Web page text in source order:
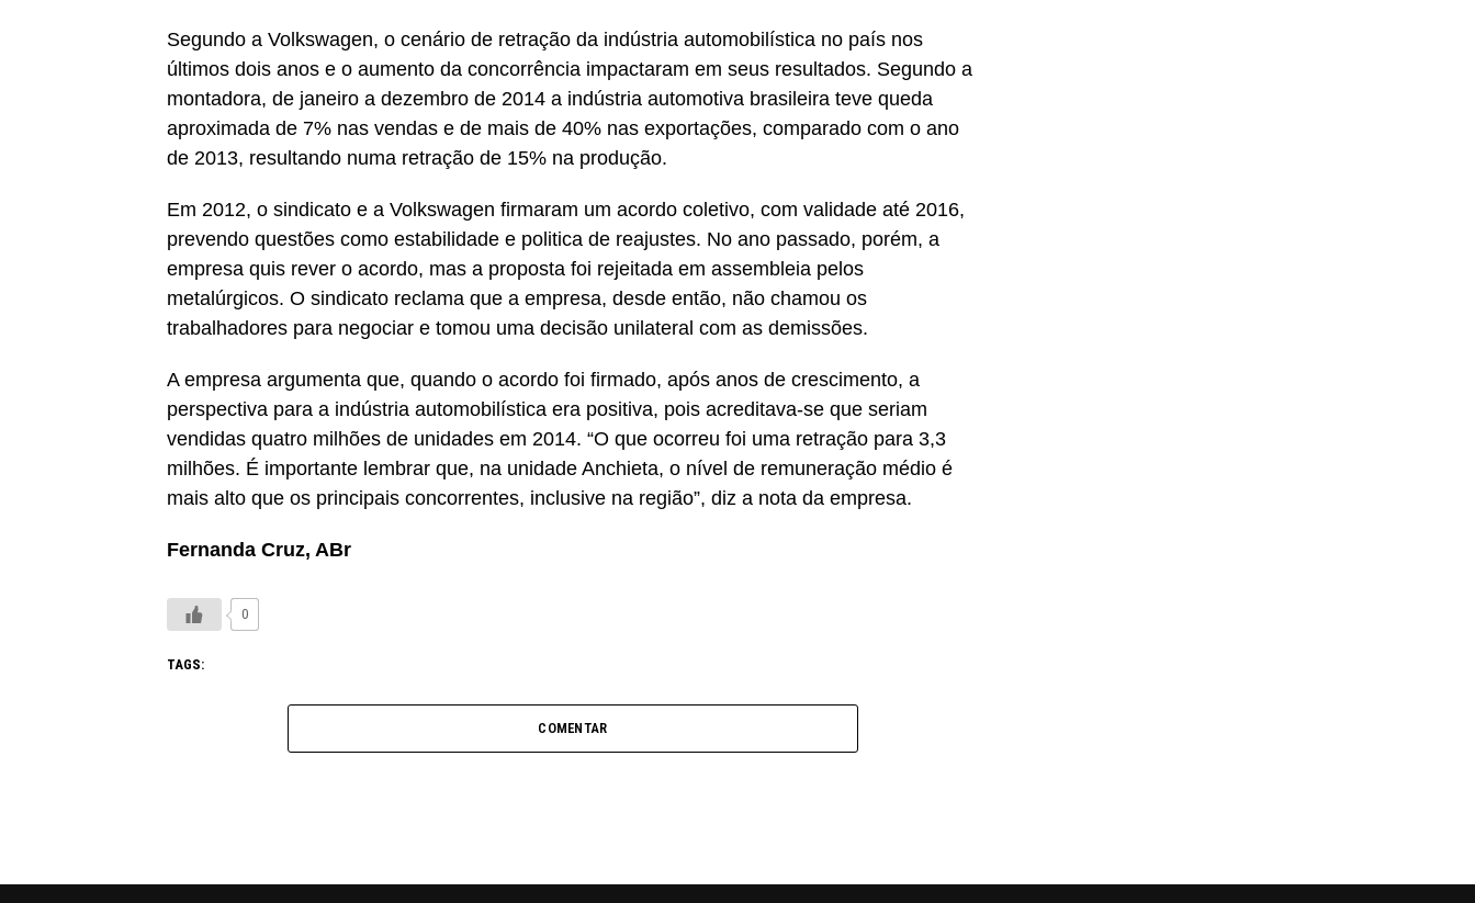
Segundo a Volkswagen, o cenário de retração da indústria automobilística no país nos
últimos dois anos e o aumento da concorrência impactaram em seus resultados. Segundo a
montadora, de janeiro a dezembro de 2014 a indústria automotiva brasileira teve queda
aproximada de 7% nas vendas e de mais de 40% nas exportações, comparado com o ano
de 2013, resultando numa retração de 15% na produção.
Em 2012, o sindicato e a Volkswagen firmaram um acordo coletivo, com validade até 2016,
prevendo questões como estabilidade e politica de reajustes. No ano passado, porém, a
empresa quis rever o acordo, mas a proposta foi rejeitada em assembleia pelos
metalúrgicos. O sindicato reclama que a empresa, desde então, não chamou os
trabalhadores para negociar e tomou uma decisão unilateral com as demissões.
A empresa argumenta que, quando o acordo foi firmado, após anos de crescimento, a
perspectiva para a indústria automobilística era positiva, pois acreditava-se que seriam
vendidas quatro milhões de unidades em 2014. “O que ocorreu foi uma retração para 3,3
milhões. É importante lembrar que, na unidade Anchieta, o nível de remuneração médio é
mais alto que os principais concorrentes, inclusive na região”, diz a nota da empresa.
Fernanda Cruz, ABr
0
TAGS:
COMENTAR